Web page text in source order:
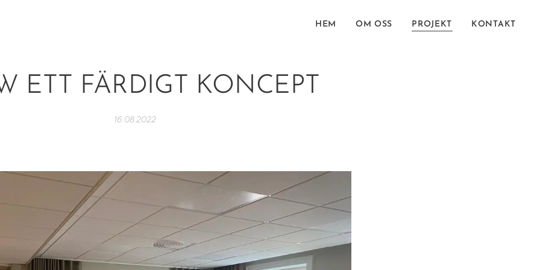
HEM OM OSS PROJEKT KONTAKT
ETT FÄRDIGT KONCEPT
16.08.2022